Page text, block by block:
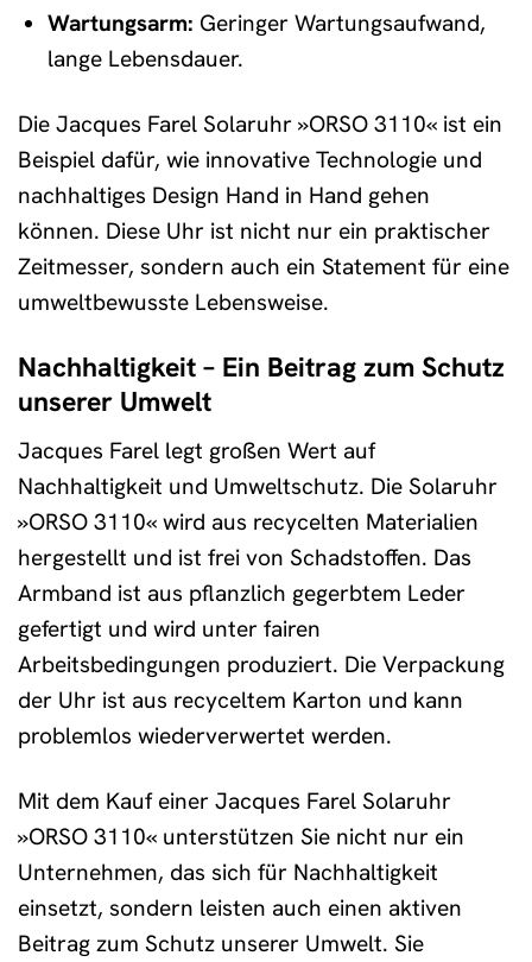
Wartungsarm: Geringer Wartungsaufwand,
lange Lebensdauer.
Die Jacques Farel Solaruhr »ORSO 3110« ist ein
Beispiel dafür, wie innovative Technologie und
nachhaltiges Design Hand in Hand gehen
können. Diese Uhr ist nicht nur ein praktischer
Zeitmesser, sondern auch ein Statement für eine
umweltbewusste Lebensweise.
Nachhaltigkeit – Ein Beitrag zum Schutz
unserer Umwelt
Jacques Farel legt großen Wert auf
Nachhaltigkeit und Umweltschutz. Die Solaruhr
»ORSO 3110« wird aus recycelten Materialien
hergestellt und ist frei von Schadstoffen. Das
Armband ist aus pflanzlich gegerbtem Leder
gefertigt und wird unter fairen
Arbeitsbedingungen produziert. Die Verpackung
der Uhr ist aus recyceltem Karton und kann
problemlos wiederverwertet werden.
Mit dem Kauf einer Jacques Farel Solaruhr
»ORSO 3110« unterstützen Sie nicht nur ein
Unternehmen, das sich für Nachhaltigkeit
einsetzt, sondern leisten auch einen aktiven
Beitrag zum Schutz unserer Umwelt. Sie